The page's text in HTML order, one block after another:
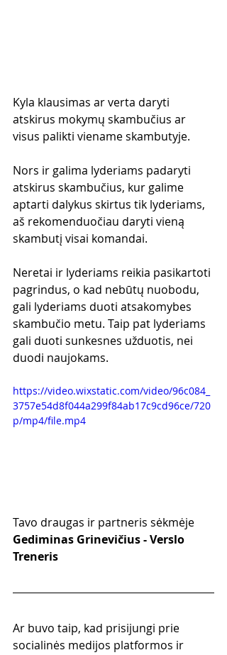
Kyla klausimas ar verta daryti
atskirus mokymų skambučius ar
visus palikti viename skambutyje.
Nors ir galima lyderiams padaryti
atskirus skambučius, kur galime
aptarti dalykus skirtus tik lyderiams,
aš rekomenduočiau daryti vieną
skambutį visai komandai.
Neretai ir lyderiams reikia pasikartoti
pagrindus, o kad nebūtų nuobodu,
gali lyderiams duoti atsakomybes
skambučio metu. Taip pat lyderiams
gali duoti sunkesnes užduotis, nei
duodi naujokams.
https://video.wixstatic.com/video/96c084_
3757e54d8f044a299f84ab17c9cd96ce/720
p/mp4/file.mp4
Tavo draugas ir partneris sėkmėje
Gediminas Grinevičius - Verslo
Treneris
Ar buvo taip, kad prisijungi prie
socialinės medijos platformos ir